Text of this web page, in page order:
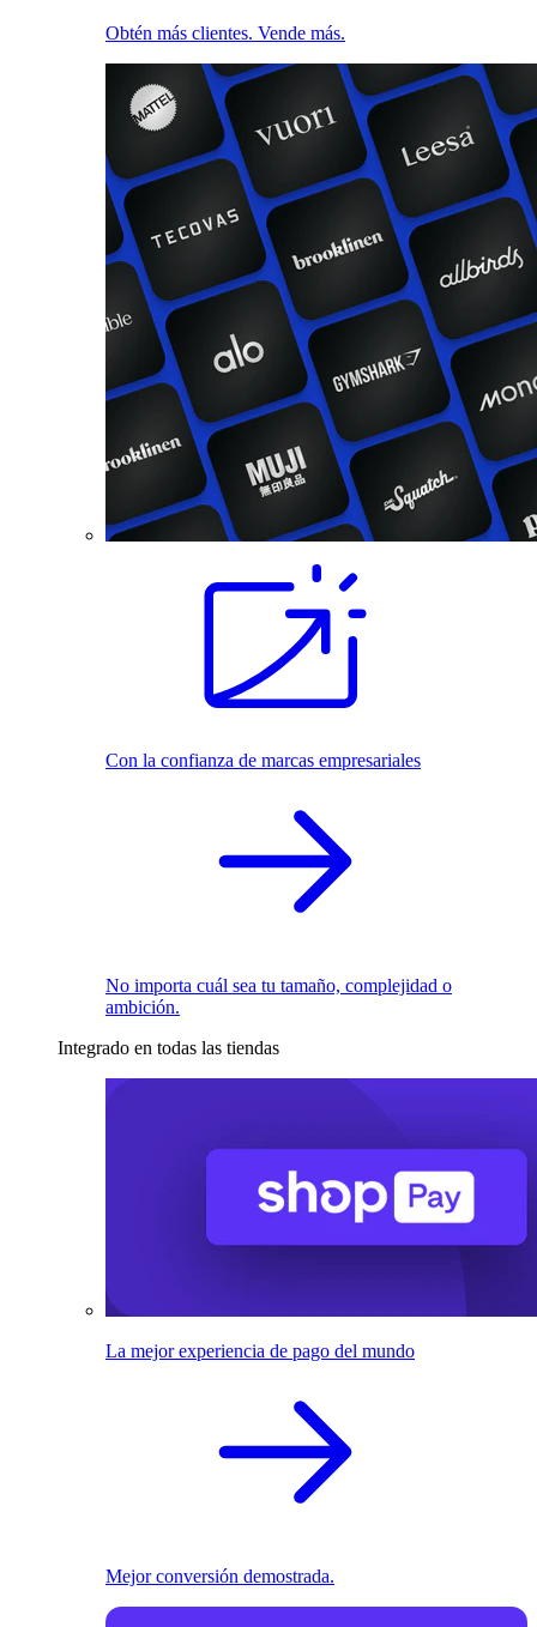
Obtén más clientes. Vende más.
Con la confianza de marcas empresariales
No importa cuál sea tu tamaño, complejidad o
ambición.
Integrado en todas las tiendas
La mejor experiencia de pago del mundo
Mejor conversión demostrada.